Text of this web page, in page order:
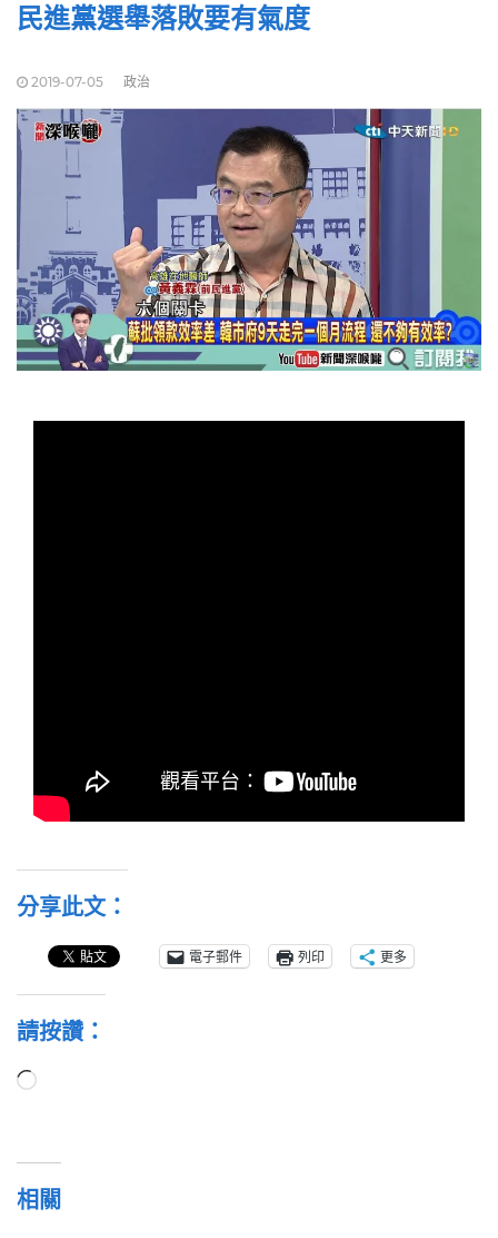
民進黨選舉落敗要有氣度
2019-07-05 政治
分享此文：
電子郵件 列印 更多
請按讚：
正
相關